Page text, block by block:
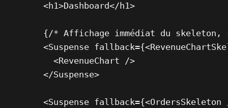
<h1>Dashboard</ h1>
{/* Affichage immédiat du skeleton,
<Suspense fallback={<
<RevenueChart />
</Suspense>
<Suspense fallback={<OrdersSkeleton